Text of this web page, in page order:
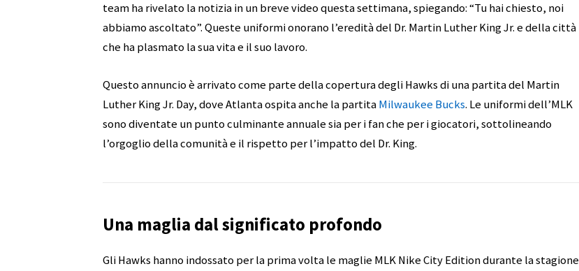
team ha rivelato la notizia in un breve video questa settimana, spiegando: “Tu hai chiesto, noi
abbiamo ascoltato”. Queste uniformi onorano l’eredità del Dr. Martin Luther King Jr. e della città
che ha plasmato la sua vita e il suo lavoro.
Questo annuncio è arrivato come parte della copertura degli Hawks di una partita del Martin
Luther King Jr. Day, dove Atlanta ospita anche la partitaMilwaukee Bucks. Le uniformi dell’MLK
sono diventate un punto culminante annuale sia per i fan che per i giocatori, sottolineando
l’orgoglio della comunità e il rispetto per l’impatto del Dr. King.
Una maglia dal significato profondo
Gli Hawks hanno indossato per la prima volta le maglie MLK Nike City Edition durante la stagione